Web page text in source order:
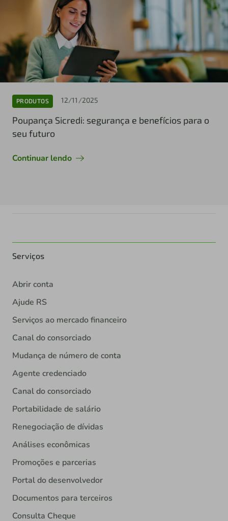
PRODUTOS 12/11/2025
Poupança Sicredi: segurança e benefícios para o
seu futuro
Continuar lendo
Serviços
Abrir conta
Ajude RS
Serviços ao mercado financeiro
Canal do consorciado
Mudança de número de conta
Agente credenciado
Canal do consorciado
Portabilidade de salário
Renegociação de dívidas
Análises econômicas
Promoções e parcerias
Portal do desenvolvedor
Documentos para terceiros
Consulta Cheque